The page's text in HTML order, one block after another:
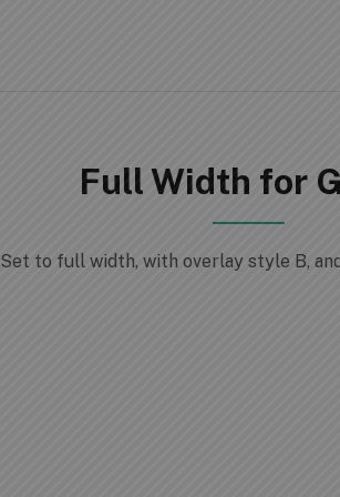
Full Width for
Set to full width, with overlay style B,